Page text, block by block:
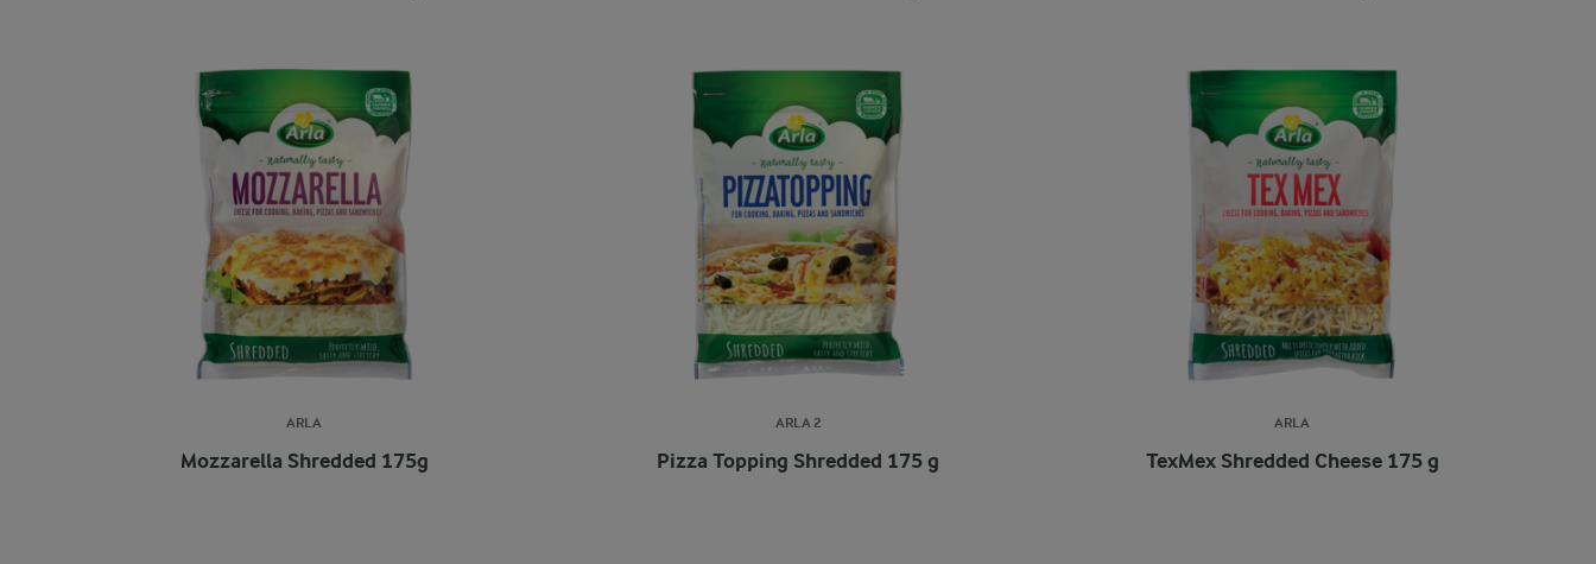
ARLA
Mozzarella Shredded 175g
ARLA 2
Pizza Topping Shredded 175 g
ARLA
TexMex Shredded Cheese 175 g